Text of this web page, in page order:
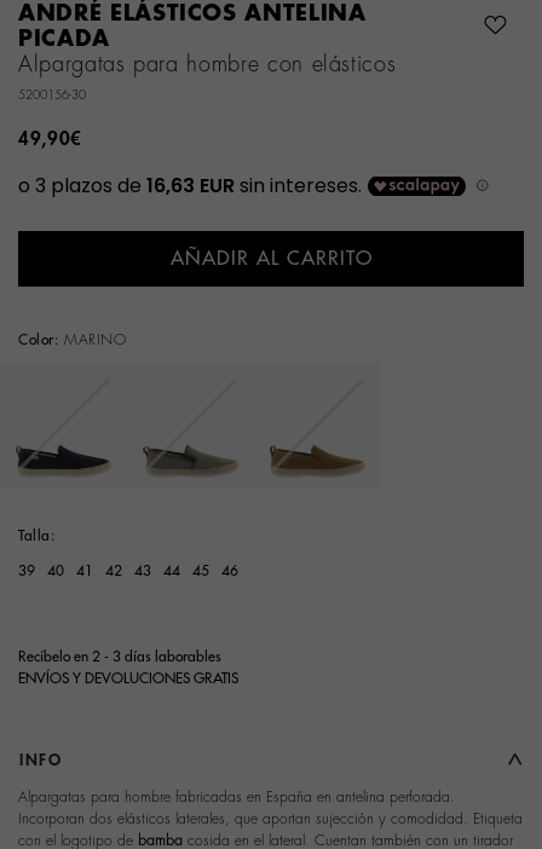
ANDRÉ ELÁSTICOS ANTELINA
PICADA
Alpargatas para hombre con elásticos
5200156-30
49,90€
AÑADIR AL CARRITO
Color: MARINO
Talla:
39 40 41 42 43 44 45 46
Recíbelo en 2 - 3 días laborables
ENVÍOS Y DEVOLUCIONES GRATIS
INFO
Alpargatas para hombre fabricadas en España en antelina perforada.
Incorporan dos elásticos laterales, que aportan sujección y comodidad. Etiqueta
con el logotipo de bamba cosida en el lateral. Cuentan también con un tirador